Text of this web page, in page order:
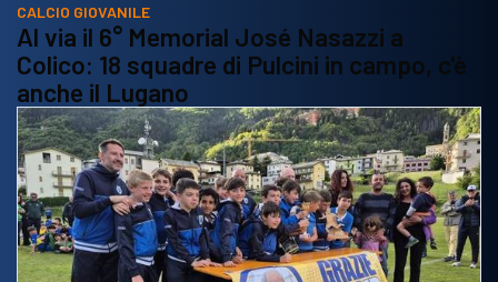
CALCIO GIOVANILE
Al via il 6° Memorial José Nasazzi a
Colico: 18 squadre di Pulcini in campo, c'è
anche il Lugano